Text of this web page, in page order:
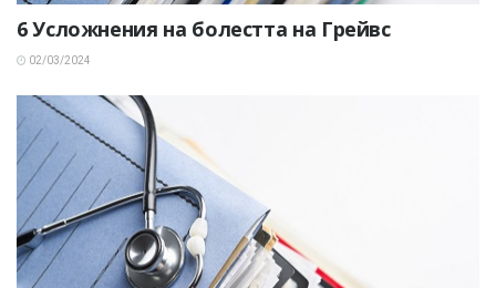
6 Усложнения на болестта на Грейвс
02/03/2024